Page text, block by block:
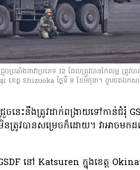
ចប្រឆាំងនាវាប្រភេទ 12 ដែលត្រូវបានកែលម្អ ត្រូ
ខេត្ត Shizuoka ថ្ងៃទី 8 ខែមិថុនា។ (រូបថតឯក
ចនេះនឹងត្រូវដាក់ពង្រាយទៅកាន់ជំរុំ
ត្រូវបានសម្រេចក៏ដោយ។ វាអាចមកដល់
នៅ Katsuren ក្នុងខេត្ត